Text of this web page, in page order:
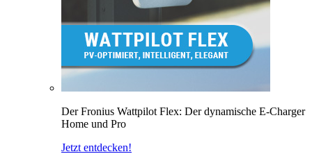
Der Fronius Wattpilot Flex: Der dynamische E-Charger
Home und Pro
Jetzt entdecken!